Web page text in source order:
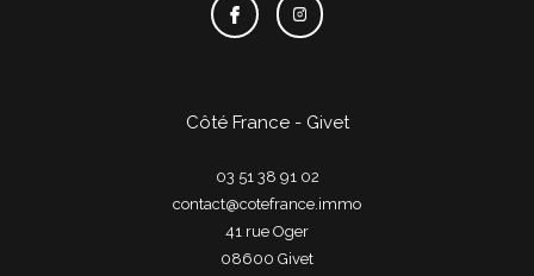
Côté France - Givet
03 51 38 91 02
contact@cotefrance.immo
41 rue Oger
08600
givet